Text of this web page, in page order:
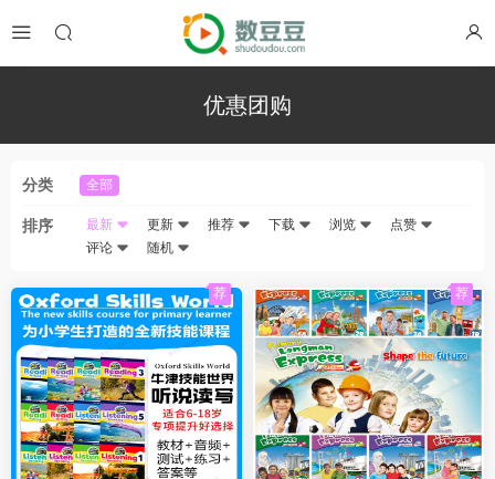
优惠团购
分类 全部
排序 最新 更新 推荐 下载 浏览
点赞
评论
随机
荐 荐